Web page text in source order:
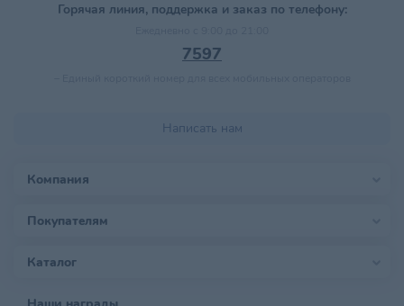
Горячая линия, поддержка и заказ по телефону:
7597
Написать нам
Компания
Покупателям
Каталог